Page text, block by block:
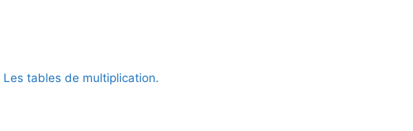
Les tables de multiplication.